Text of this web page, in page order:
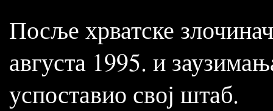
Посље хрватске
августа 1995. и
успоставио свој штаб.